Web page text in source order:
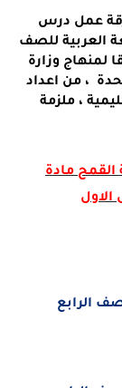
عمل درس
العربية للصف
الدراسى الاول 2019-2020 وفقا لمنهاج وزارة
، من اعداد
، ملزمة
مادة
الاول
الرابع